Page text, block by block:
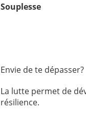
Souplesse
Envie de te dépasser?
La lutte permet de
résilience.